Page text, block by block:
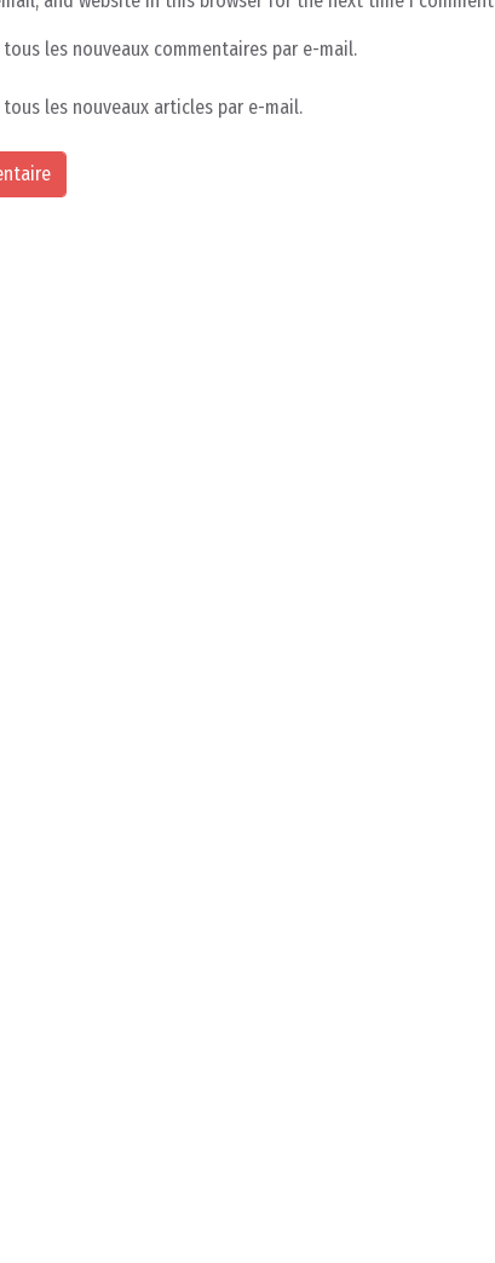
les nouveaux commentaires par e-mail.
tous les nouveaux articles par e-mail.